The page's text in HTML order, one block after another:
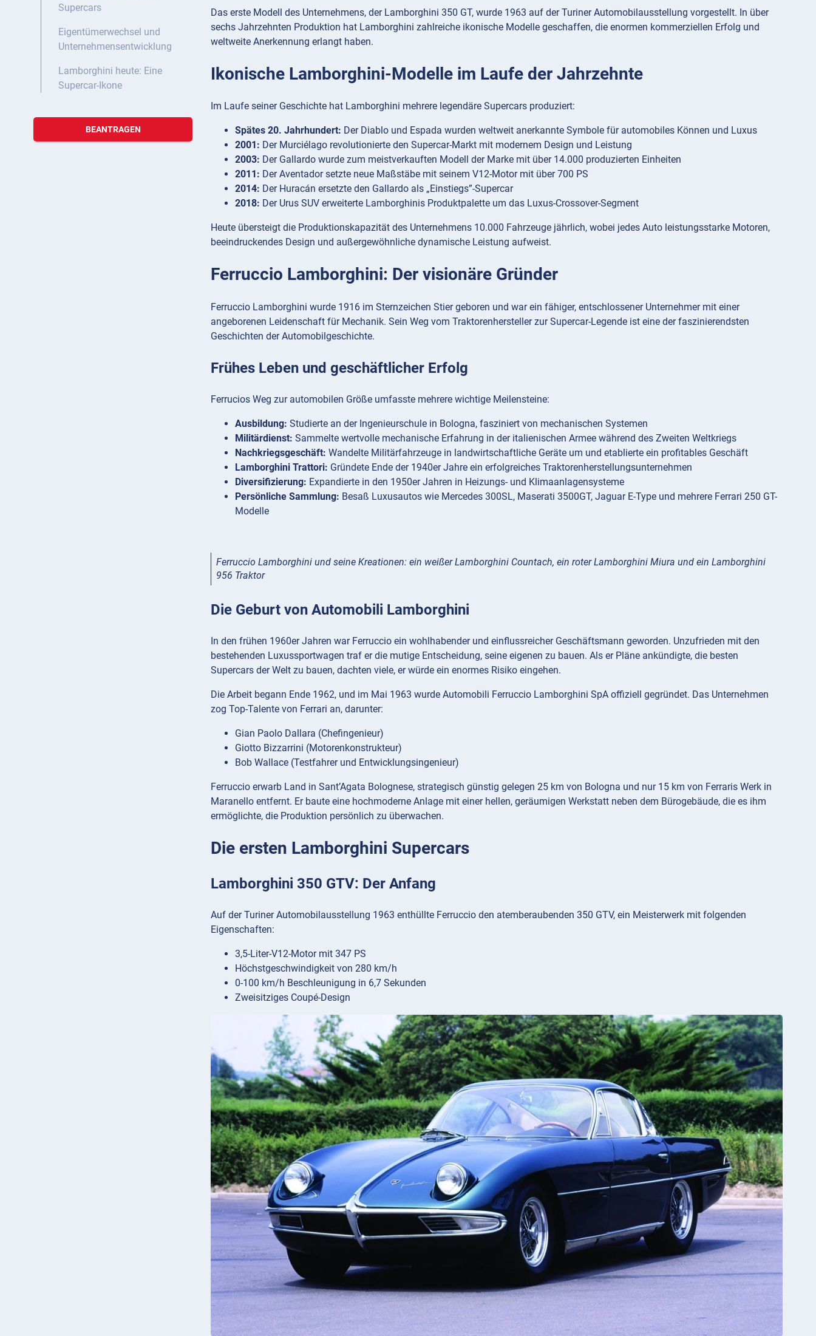
Supercars
Eigentümerwechsel und
Unternehmensentwicklung
Lamborghini heute: Eine
Supercar-Ikone
BEANTRAGEN
Das erste Modell des Unternehmens, der Lamborghini 350 GT, wurde 1963 auf der Turiner Automobilausstellung vorgestellt. In über
sechs Jahrzehnten Produktion hat Lamborghini zahlreiche ikonische Modelle geschaffen, die enormen kommerziellen Erfolg und
weltweite Anerkennung erlangt haben.
Ikonische Lamborghini-Modelle im Laufe der Jahrzehnte
Im Laufe seiner Geschichte hat Lamborghini mehrere legendäre Supercars produziert:
Spätes 20. Jahrhundert: Der Diablo und Espada wurden weltweit anerkannte Symbole für automobiles Können und Luxus
2001: Der Murciélago revolutionierte den Supercar-Markt mit modernem Design und Leistung
2003: Der Gallardo wurde zum meistverkauften Modell der Marke mit über 14.000 produzierten Einheiten
2011: Der Aventador setzte neue Maßstäbe mit seinem V12-Motor mit über 700 PS
2014: Der Huracán ersetzte den Gallardo als „Einstiegs”-Supercar
2018: Der Urus SUV erweiterte Lamborghinis Produktpalette um das Luxus-Crossover-Segment
Heute übersteigt die Produktionskapazität des Unternehmens 10.000 Fahrzeuge jährlich, wobei jedes Auto leistungsstarke Motoren,
beeindruckendes Design und außergewöhnliche dynamische Leistung aufweist.
Ferruccio Lamborghini: Der visionäre Gründer
Ferruccio Lamborghini wurde 1916 im Sternzeichen Stier geboren und war ein fähiger, entschlossener Unternehmer mit einer
angeborenen Leidenschaft für Mechanik. Sein Weg vom Traktorenhersteller zur Supercar-Legende ist eine der faszinierendsten
Geschichten der Automobilgeschichte.
Frühes Leben und geschäftlicher Erfolg
Ferrucios Weg zur automobilen Größe umfasste mehrere wichtige Meilensteine:
Ausbildung: Studierte an der Ingenieurschule in Bologna, fasziniert von mechanischen Systemen
Militärdienst: Sammelte wertvolle mechanische Erfahrung in der italienischen Armee während des Zweiten Weltkriegs
Nachkriegsgeschäft: Wandelte Militärfahrzeuge in landwirtschaftliche Geräte um und etablierte ein profitables Geschäft
Lamborghini Trattori: Gründete Ende der 1940er Jahre ein erfolgreiches Traktorenherstellungsunternehmen
Diversifizierung: Expandierte in den 1950er Jahren in Heizungs- und Klimaanlagensysteme
Persönliche Sammlung: Besaß Luxusautos wie Mercedes 300SL, Maserati 3500GT, Jaguar E-Type und mehrere Ferrari 250 GT-
Modelle
Ferruccio Lamborghini und seine Kreationen: ein weißer Lamborghini Countach, ein roter Lamborghini Miura und ein Lamborghini
956 Traktor
Die Geburt von Automobili Lamborghini
In den frühen 1960er Jahren war Ferruccio ein wohlhabender und einflussreicher Geschäftsmann geworden. Unzufrieden mit den
bestehenden Luxussportwagen traf er die mutige Entscheidung, seine eigenen zu bauen. Als er Pläne ankündigte, die besten
Supercars der Welt zu bauen, dachten viele, er würde ein enormes Risiko eingehen.
Die Arbeit begann Ende 1962, und im Mai 1963 wurde Automobili Ferruccio Lamborghini SpA offiziell gegründet. Das Unternehmen
zog Top-Talente von Ferrari an, darunter:
Gian Paolo Dallara (Chefingenieur)
Giotto Bizzarrini (Motorenkonstrukteur)
Bob Wallace (Testfahrer und Entwicklungsingenieur)
Ferruccio erwarb Land in Sant’Agata Bolognese, strategisch günstig gelegen 25 km von Bologna und nur 15 km von Ferraris Werk in
Maranello entfernt. Er baute eine hochmoderne Anlage mit einer hellen, geräumigen Werkstatt neben dem Bürogebäude, die es ihm
ermöglichte, die Produktion persönlich zu überwachen.
Die ersten Lamborghini Supercars
Lamborghini 350 GTV: Der Anfang
Auf der Turiner Automobilausstellung 1963 enthüllte Ferruccio den atemberaubenden 350 GTV, ein Meisterwerk mit folgenden
Eigenschaften:
3,5-Liter-V12-Motor mit 347 PS
Höchstgeschwindigkeit von 280 km/h
0-100 km/h Beschleunigung in 6,7 Sekunden
Zweisitziges Coupé-Design